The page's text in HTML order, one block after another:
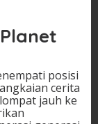
posisi
cerita
jauh ke